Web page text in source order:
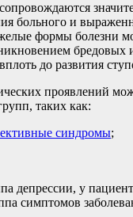
больного и
формы болезни
бредовых
до развития
проявлений
таких как:
синдромы;
депрессии, у
симптомов